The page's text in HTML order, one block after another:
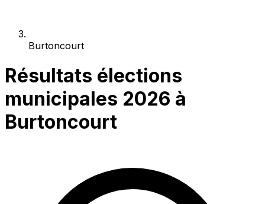
Burtoncourt
Résultats élections
municipales 2026 à
Burtoncourt